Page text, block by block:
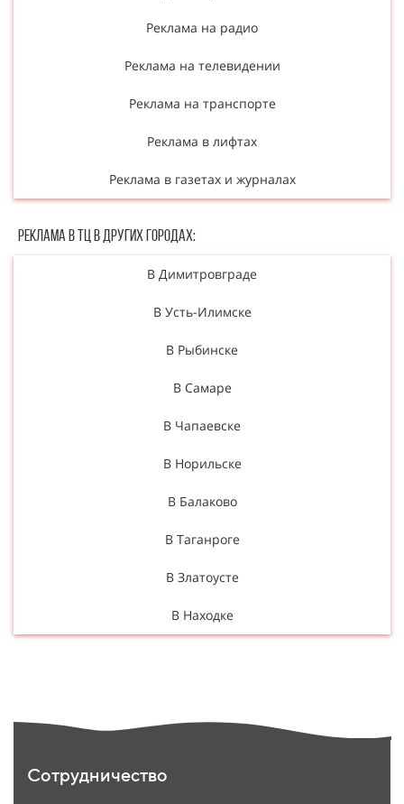
Реклама на радио
Реклама на телевидении
Реклама на транспорте
Реклама в лифтах
Реклама в газетах и журналах
Реклама в ТЦ в Других городах:
В Димитровграде
В Усть-Илимске
В Рыбинске
В Самаре
В Чапаевске
В Норильске
В Балаково
В Таганроге
В Златоусте
В Находке
Сотрудничество